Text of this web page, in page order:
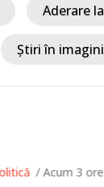
Aderare
Știri în imagini